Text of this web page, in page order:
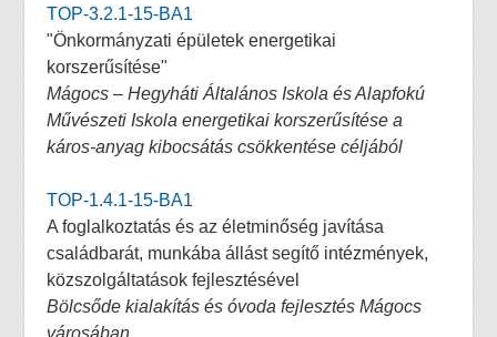
TOP-3.2.1-15-BA1
"Önkormányzati épületek energetikai
korszerűsítése"
Mágocs – Hegyháti Általános Iskola és Alapfokú
Művészeti Iskola energetikai korszerűsítése a
káros-anyag kibocsátás csökkentése céljából
TOP-1.4.1-15-BA1
A foglalkoztatás és az életminőség javítása
családbarát, munkába állást segítő intézmények,
közszolgáltatások fejlesztésével
Bölcsőde kialakítás és óvoda fejlesztés Mágocs
városában